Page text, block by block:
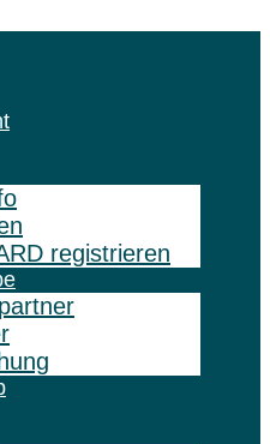
registrieren